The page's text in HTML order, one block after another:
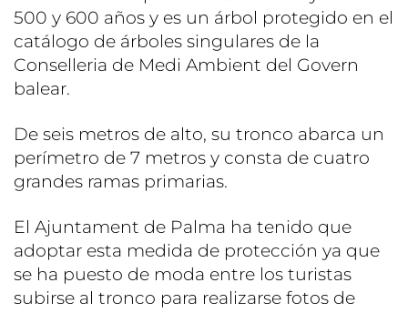
500 y 600 años y es un árbol protegido en el
catálogo de árboles singulares de la
Conselleria de Medi Ambient del Govern
balear.
De seis metros de alto, su tronco abarca un
perímetro de 7 metros y consta de cuatro
grandes ramas primarias.
El Ajuntament de Palma ha tenido que
adoptar esta medida de protección ya que
se ha puesto de moda entre los turistas
subirse al tronco para realizarse fotos de